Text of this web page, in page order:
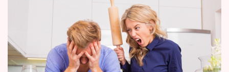
Horoskopy
Sledujte prima+